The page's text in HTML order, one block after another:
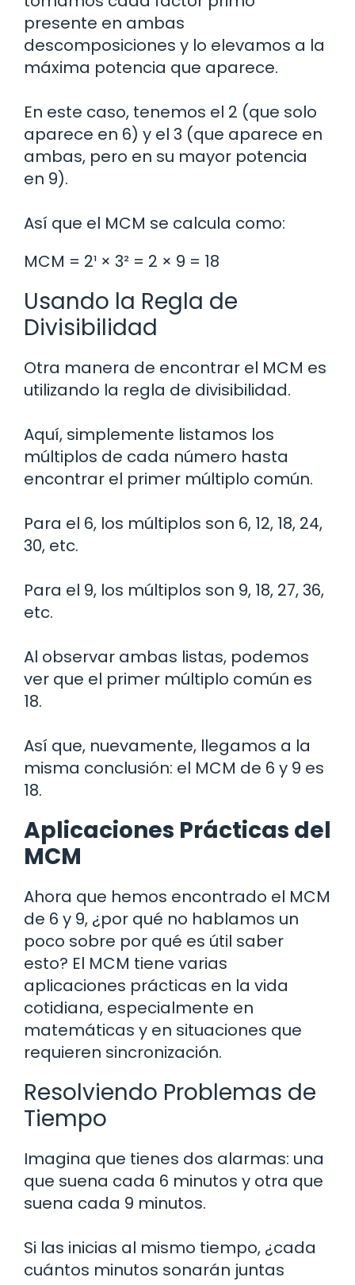
presente en ambas
descomposiciones y lo elevamos a la
máxima potencia que aparece.
En este caso, tenemos el 2 (que solo
aparece en 6) y el 3 (que aparece en
ambas, pero en su mayor potencia
en 9).
Así que el MCM se calcula como:
MCM = 2¹ × 3² = 2 × 9 = 18
Usando la Regla de
Divisibilidad
Otra manera de encontrar el MCM es
utilizando la regla de divisibilidad.
Aquí, simplemente listamos los
múltiplos de cada número hasta
encontrar el primer múltiplo común.
Para el 6, los múltiplos son 6, 12, 18, 24,
30, etc.
Para el 9, los múltiplos son 9, 18, 27, 36,
etc.
Al observar ambas listas, podemos
ver que el primer múltiplo común es
18.
Así que, nuevamente, llegamos a la
misma conclusión: el MCM de 6 y 9 es
18.
Aplicaciones Prácticas del
MCM
Ahora que hemos encontrado el MCM
de 6 y 9, ¿por qué no hablamos un
poco sobre por qué es útil saber
esto? El MCM tiene varias
aplicaciones prácticas en la vida
cotidiana, especialmente en
matemáticas y en situaciones que
requieren sincronización.
Resolviendo Problemas de
Tiempo
Imagina que tienes dos alarmas: una
que suena cada 6 minutos y otra que
suena cada 9 minutos.
Si las inicias al mismo tiempo, ¿cada
cuántos minutos sonarán juntas